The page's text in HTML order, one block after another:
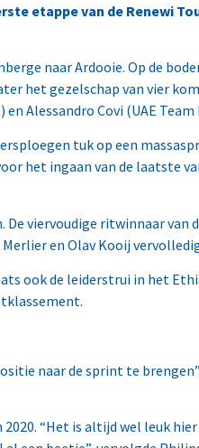
etappe van de Renewi
naar Ardooie. Op de
het gezelschap van vier
Alessandro Covi (UAE
tuk op een
het ingaan van de laatste
viervoudige ritwinnaar van
en Olav Kooij
ook de leiderstrui in het
naar de sprint te
“Het is altijd wel leuk